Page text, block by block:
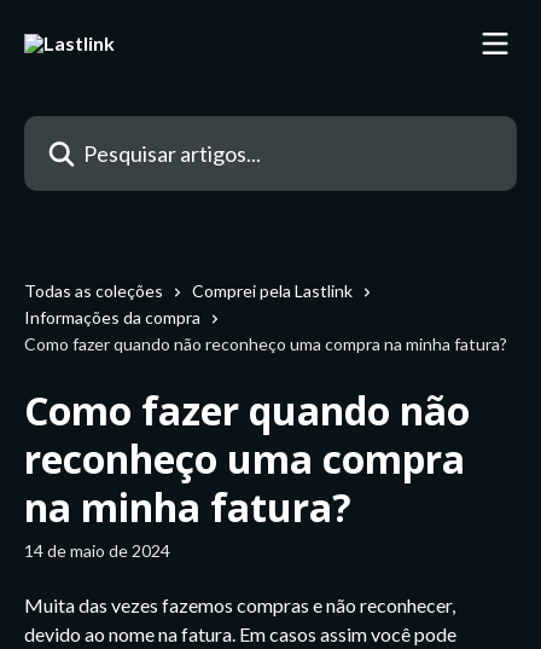
Pesquisar artigos...
Todas as coleções
Comprei pela Lastlink
Informações da compra
Como fazer quando não reconheço uma compra na minha fatura?
Como fazer quando não
reconheço uma compra
na minha fatura?
14 de maio de 2024
Muita das vezes fazemos compras e não reconhecer,
devido ao nome na fatura. Em casos assim você pode